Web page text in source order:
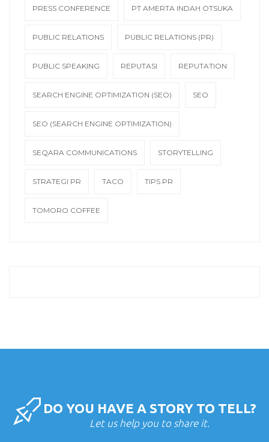
PRESS CONFERENCE PT AMERTA INDAH OTSUKA
PUBLIC RELATIONS PUBLIC RELATIONS (PR)
PUBLIC SPEAKING REPUTASI REPUTATION
SEARCH ENGINE OPTIMIZATION (SEO) SEO
SEO (SEARCH ENGINE OPTIMIZATION)
SEQARA COMMUNICATIONS STORYTELLING
STRATEGI PR TACO TIPS PR
TOMORO COFFEE
DO YOU HAVE A STORY TO TELL?
Let us help you to share it.